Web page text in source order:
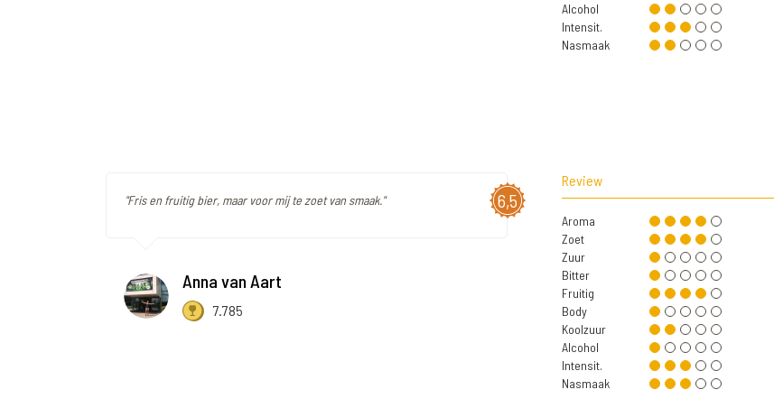
Alcohol
Intensit.
Nasmaak
6,5
"Fris en fruitig bier, maar voor mij te zoet van smaak."
Anna van Aart
7.785
Review
Aroma
Zoet
Zuur
Bitter
Fruitig
Body
Koolzuur
Alcohol
Intensit.
Nasmaak